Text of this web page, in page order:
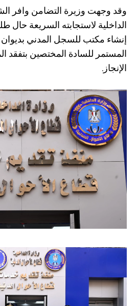
وقد وجهت وزيرة التضامن وافر
الداخلية لاستجابته السريعة حال
إنشاء مكتب للسجل المدني بديوان
المستمر للسادة المختصين بتفقد
الإنجاز.